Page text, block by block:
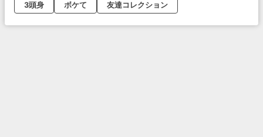
3頭身
ボケて 友達コレクション